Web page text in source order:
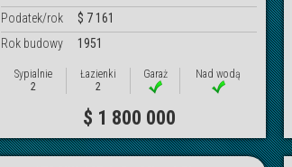
Podatek/rok
$ 7 161
Rok budowy
1951
Sypialnie
2
Łazienki
2
Garaż Nad wodą
$ 1 800 000